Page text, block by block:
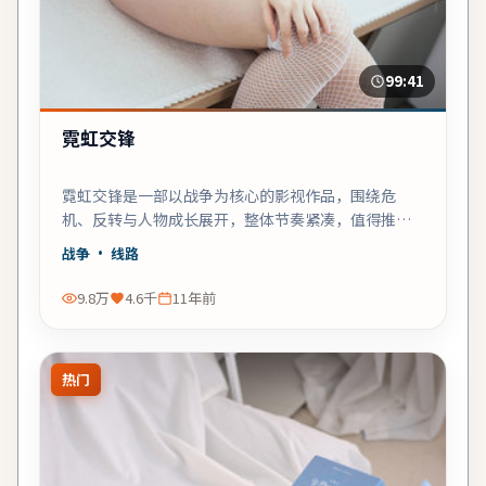
99:41
霓虹交锋
霓虹交锋是一部以战争为核心的影视作品，围绕危
机、反转与人物成长展开，整体节奏紧凑，值得推荐
观看。
战争 · 线路
9.8万 4.6千 11年前
热门